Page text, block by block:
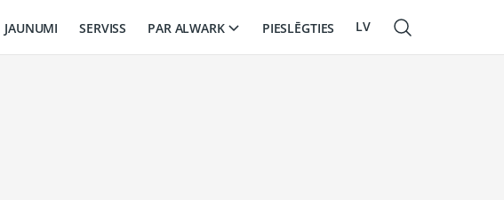
JAUNUMI SERVISS PAR ALWARK PIESLĒGTIES LV